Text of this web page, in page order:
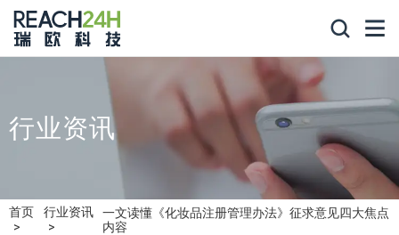
行业资讯
首页 行业资讯
一文读懂《化妆品注册管理办法》征求意见四大焦点
内容